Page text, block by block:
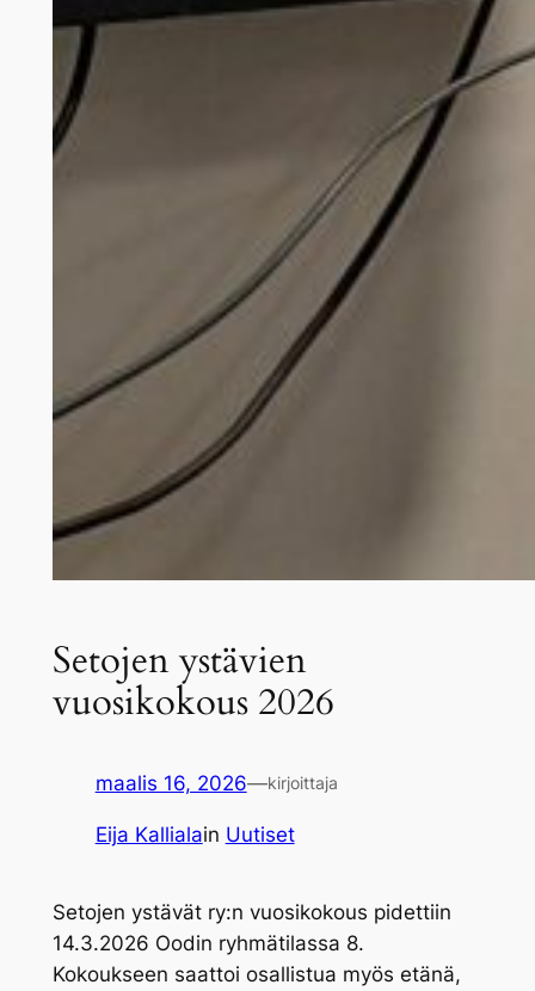
Setojen ystävien
vuosikokous 2026
maalis 16, 2026—kirjoittaja
Eija Kallialain Uutiset
Setojen ystävät ry:n vuosikokous pidettiin
14.3.2026 Oodin ryhmätilassa 8.
Kokoukseen saattoi osallistua myös etänä,